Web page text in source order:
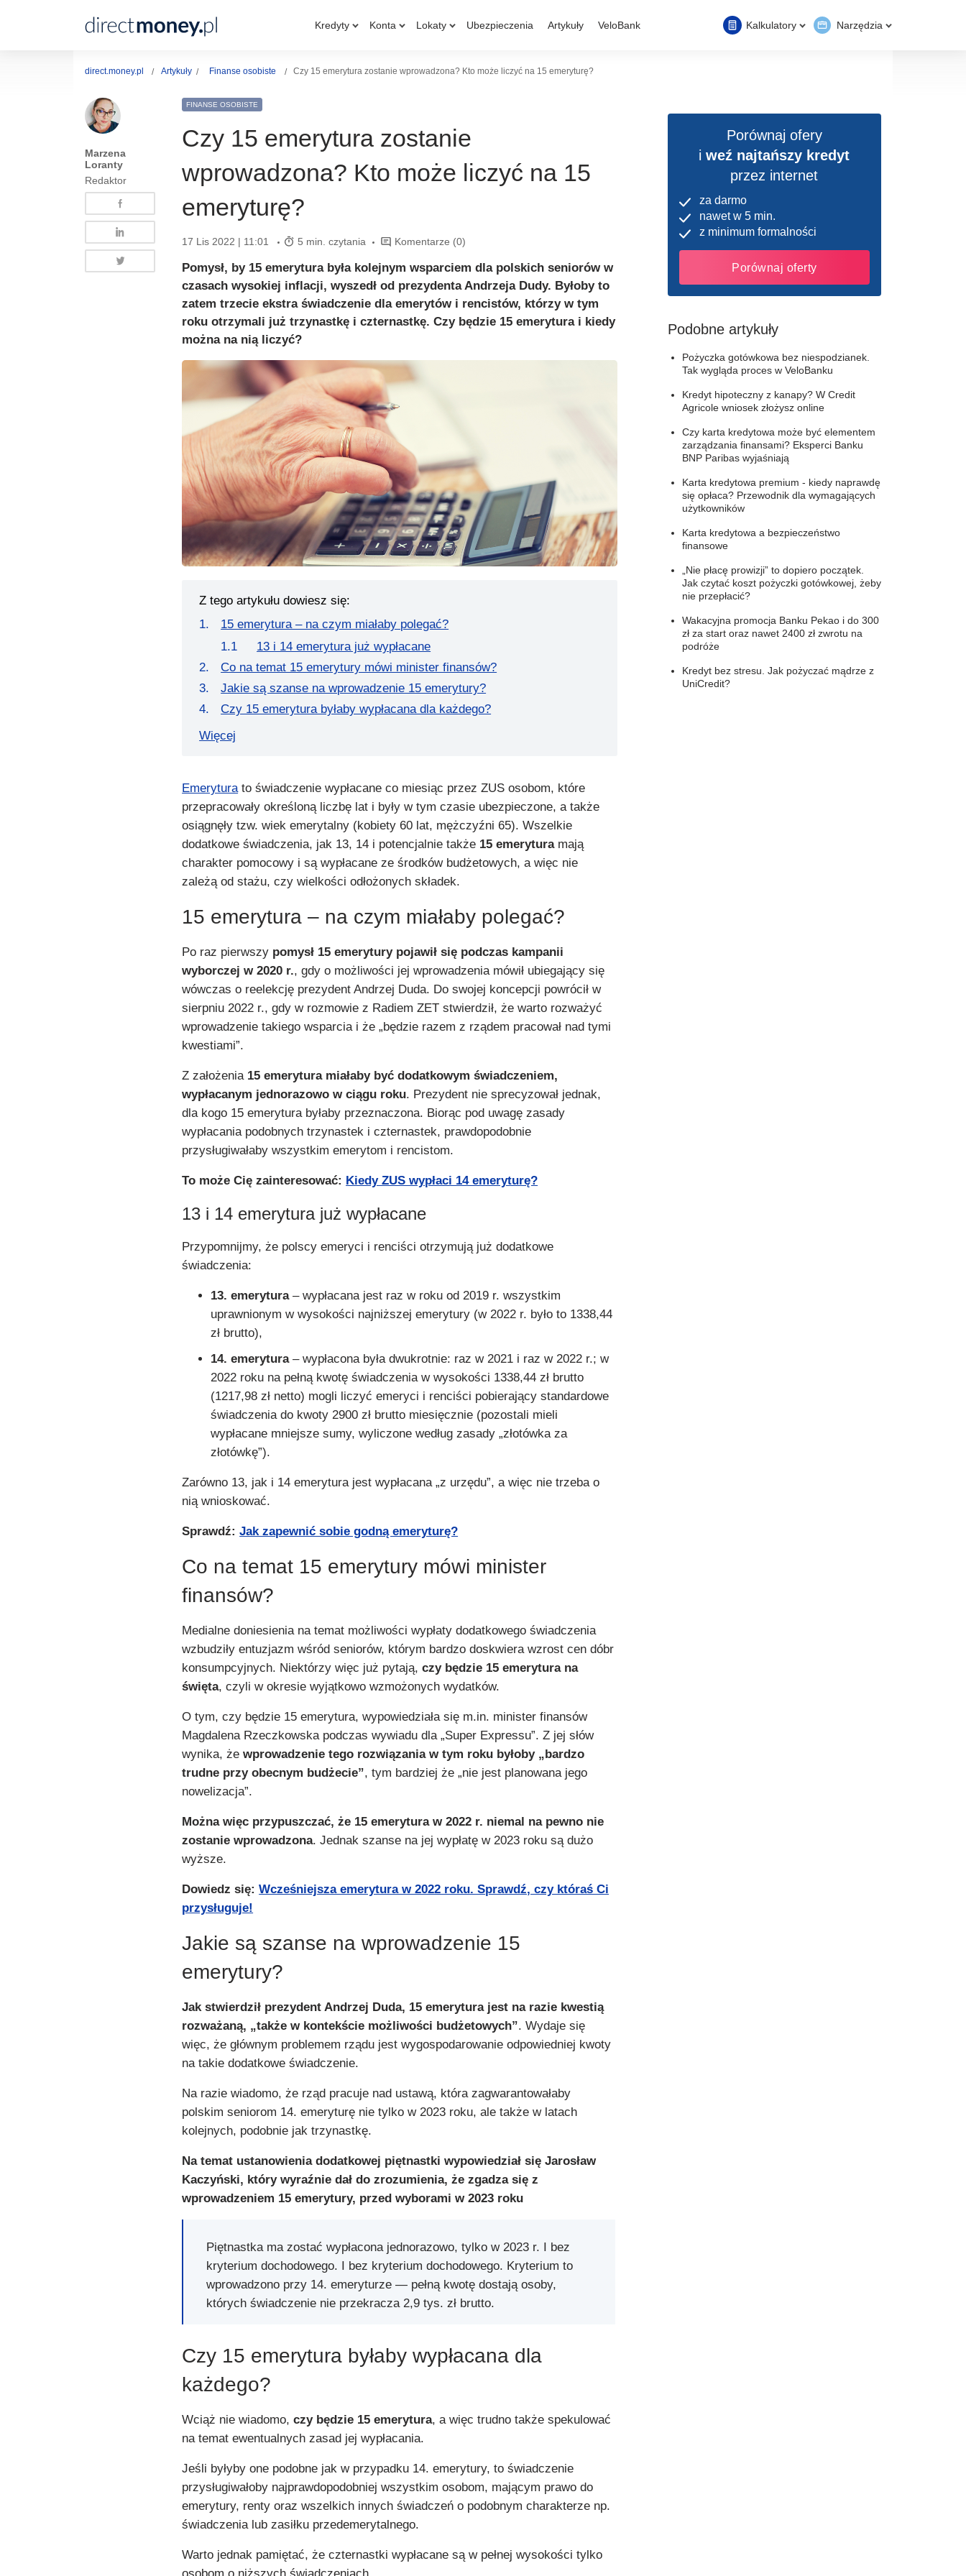
Kredyty Konta Lokaty Ubezpieczenia Artykuły VeloBank Kalkulatory Narzędzia
direct.money.pl Artykuły Finanse osobiste Czy 15 emerytura zostanie wprowadzona? Kto może liczyć na 15 emeryturę?
Marzena
Loranty
Redaktor
FINANSE OSOBISTE
Czy 15 emerytura zostanie
wprowadzona? Kto może liczyć na 15
emeryturę?
17 Lis 2022 | 11:01 5 min. czytania Komentarze (0)
Pomysł, by 15 emerytura była kolejnym wsparciem dla polskich seniorów w
czasach wysokiej inflacji, wyszedł od prezydenta Andrzeja Dudy. Byłoby to
zatem trzecie ekstra świadczenie dla emerytów i rencistów, którzy w tym
roku otrzymali już trzynastkę i czternastkę. Czy będzie 15 emerytura i kiedy
można na nią liczyć?
Z tego artykułu dowiesz się:
15 emerytura – na czym miałaby polegać?
13 i 14 emerytura już wypłacane
Co na temat 15 emerytury mówi minister finansów?
Jakie są szanse na wprowadzenie 15 emerytury?
Czy 15 emerytura byłaby wypłacana dla każdego?
Więcej
Emerytura to świadczenie wypłacane co miesiąc przez ZUS osobom, które
przepracowały określoną liczbę lat i były w tym czasie ubezpieczone, a także
osiągnęły tzw. wiek emerytalny (kobiety 60 lat, mężczyźni 65). Wszelkie
dodatkowe świadczenia, jak 13, 14 i potencjalnie także 15 emeryturamają
charakter pomocowy i są wypłacane ze środków budżetowych, a więc nie
zależą od stażu, czy wielkości odłożonych składek.
15 emerytura – na czym miałaby polegać?
Po raz pierwszy pomysł 15 emerytury pojawił się podczas kampanii
wyborczej w 2020 r., gdy o możliwości jej wprowadzenia mówił ubiegający się
wówczas o reelekcję prezydent Andrzej Duda. Do swojej koncepcji powrócił w
sierpniu 2022 r., gdy w rozmowie z Radiem ZET stwierdził, że warto rozważyć
wprowadzenie takiego wsparcia i że „będzie razem z rządem pracował nad tymi
kwestiami”.
Z założenia 15 emerytura miałaby być dodatkowym świadczeniem,
wypłacanym jednorazowo w ciągu roku. Prezydent nie sprecyzował jednak,
dla kogo 15 emerytura byłaby przeznaczona. Biorąc pod uwagę zasady
wypłacania podobnych trzynastek i czternastek, prawdopodobnie
przysługiwałaby wszystkim emerytom i rencistom.
To może Cię zainteresować: Kiedy ZUS wypłaci 14 emeryturę?
13 i 14 emerytura już wypłacane
Przypomnijmy, że polscy emeryci i renciści otrzymują już dodatkowe
świadczenia:
13. emerytura– wypłacana jest raz w roku od 2019 r. wszystkim
uprawnionym w wysokości najniższej emerytury (w 2022 r. było to 1338,44
zł brutto),
14. emerytura– wypłacona była dwukrotnie: raz w 2021 i raz w 2022 r.; w
2022 roku na pełną kwotę świadczenia w wysokości 1338,44 zł brutto
(1217,98 zł netto) mogli liczyć emeryci i renciści pobierający standardowe
świadczenia do kwoty 2900 zł brutto miesięcznie (pozostali mieli
wypłacane mniejsze sumy, wyliczone według zasady „złotówka za
złotówkę”).
Zarówno 13, jak i 14 emerytura jest wypłacana „z urzędu”, a więc nie trzeba o
nią wnioskować.
Sprawdź:Jak zapewnić sobie godną emeryturę?
Co na temat 15 emerytury mówi minister
finansów?
Medialne doniesienia na temat możliwości wypłaty dodatkowego świadczenia
wzbudziły entuzjazm wśród seniorów, którym bardzo doskwiera wzrost cen dóbr
konsumpcyjnych. Niektórzy więc już pytają,czy będzie 15 emerytura na
święta, czyli w okresie wyjątkowo wzmożonych wydatków.
O tym, czy będzie 15 emerytura, wypowiedziała się m.in. minister finansów
Magdalena Rzeczkowska podczas wywiadu dla „Super Expressu”. Z jej słów
wynika, żewprowadzenie tego rozwiązania w tym roku byłoby „bardzo
trudne przy obecnym budżecie”, tym bardziej że „nie jest planowana jego
nowelizacja”.
Można więc przypuszczać, że 15 emerytura w 2022 r. niemal na pewno nie
zostanie wprowadzona. Jednak szanse na jej wypłatę w 2023 roku są dużo
wyższe.
Dowiedz się:Wcześniejsza emerytura w 2022 roku. Sprawdź, czy któraś Ci
przysługuje!
Jakie są szanse na wprowadzenie 15
emerytury?
Jak stwierdził prezydent Andrzej Duda, 15 emerytura jest na razie kwestią
rozważaną, „także w kontekście możliwości budżetowych”. Wydaje się
więc, że głównym problemem rządu jest wygospodarowanie odpowiedniej kwoty
na takie dodatkowe świadczenie.
Na razie wiadomo, że rząd pracuje nad ustawą, która zagwarantowałaby
polskim seniorom 14. emeryturę nie tylko w 2023 roku, ale także w latach
kolejnych, podobnie jak trzynastkę.
Na temat ustanowienia dodatkowej piętnastki wypowiedział się Jarosław
Kaczyński, który wyraźnie dał do zrozumienia, że zgadza się z
wprowadzeniem 15 emerytury, przed wyborami w 2023 roku
Piętnastka ma zostać wypłacona jednorazowo, tylko w 2023 r. I bez
kryterium dochodowego. I bez kryterium dochodowego. Kryterium to
wprowadzono przy 14. emeryturze — pełną kwotę dostają osoby,
których świadczenie nie przekracza 2,9 tys. zł brutto.
Czy 15 emerytura byłaby wypłacana dla
każdego?
Wciąż nie wiadomo,czy będzie 15 emerytura, a więc trudno także spekulować
na temat ewentualnych zasad jej wypłacania.
Jeśli byłyby one podobne jak w przypadku 14. emerytury, to świadczenie
przysługiwałoby najprawdopodobniej wszystkim osobom, mającym prawo do
emerytury, renty oraz wszelkich innych świadczeń o podobnym charakterze np.
świadczenia lub zasiłku przedemerytalnego.
Warto jednak pamiętać, że czternastki wypłacane są w pełnej wysokości tylko
osobom o niższych świadczeniach.
Porównaj ofery
iweź najtańszy kredyt
przez internet
za darmo
nawet w 5 min.
z minimum formalności
Porównaj oferty
Podobne artykuły
Pożyczka gotówkowa bez niespodzianek.
Tak wygląda proces w VeloBanku
Kredyt hipoteczny z kanapy? W Credit
Agricole wniosek złożysz online
Czy karta kredytowa może być elementem
zarządzania finansami? Eksperci Banku
BNP Paribas wyjaśniają
Karta kredytowa premium - kiedy naprawdę
się opłaca? Przewodnik dla wymagających
użytkowników
Karta kredytowa a bezpieczeństwo
finansowe
„Nie płacę prowizji” to dopiero początek.
Jak czytać koszt pożyczki gotówkowej, żeby
nie przepłacić?
Wakacyjna promocja Banku Pekao i do 300
zł za start oraz nawet 2400 zł zwrotu na
podróże
Kredyt bez stresu. Jak pożyczać mądrze z
UniCredit?